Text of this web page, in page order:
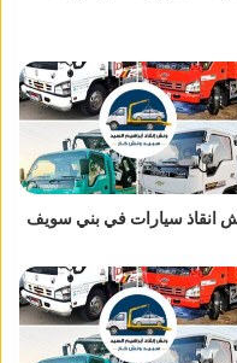
انقاذ سيارات في بني سويف